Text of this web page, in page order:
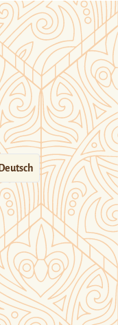
Deutsch